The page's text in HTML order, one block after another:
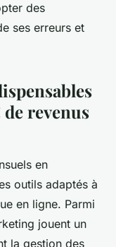
des
ses erreurs et
revenus
en
outils adaptés à
en ligne. Parmi
jouent un
la gestion des